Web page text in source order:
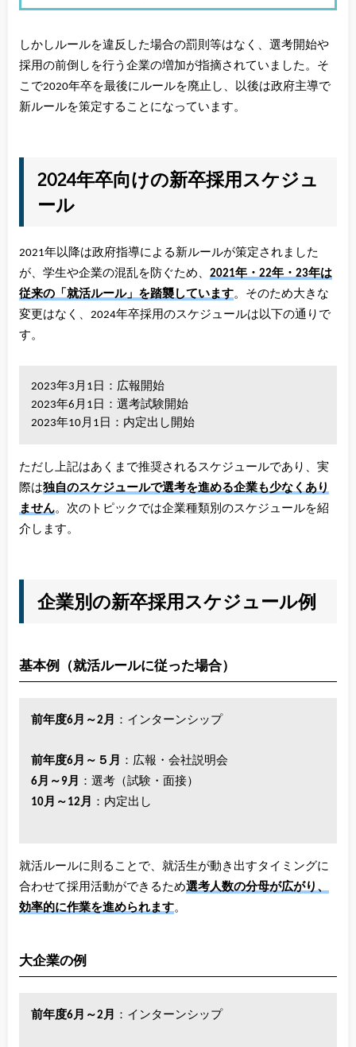
しかしルールを違反した場合の罰則等はなく、選考開始や
採用の前倒しを行う企業の増加が指摘されていました。そ
こで2020年卒を最後にルールを廃止し、以後は政府主導で
新ルールを策定することになっています。
2024年卒向けの新卒採用スケジュ
ール
2021年以降は政府指導による新ルールが策定されました
が、学生や企業の混乱を防ぐため、 2021年・22年・23年は
従来の「就活ルール」を踏襲しています。そのため大きな
変更はなく、2024年卒採用のスケジュールは以下の通りで
す。
2023年3月1日：広報開始
2023年6月1日：選考試験開始
2023年10月1日：内定出し開始
ただし上記はあくまで推奨されるスケジュールであり、実
際は独自のスケジュールで選考を進める企業も少なくあり
ません。次のトピックでは企業種類別のスケジュールを紹
介します。
企業別の新卒採用スケジュール例
基本例（就活ルールに従った場合）
前年度6月～2月 ：インターンシップ
前年度6月～５月
：広報・会社説明会
6月～9月
：選考（試験・面接）
10月～12月
：内定出し
就活ルールに則ることで、就活生が動き出すタイミングに
合わせて採用活動ができるため選考人数の分母が広がり、
効率的に作業を進められます。
大企業の例
前年度6月～2月 ：インターンシップ